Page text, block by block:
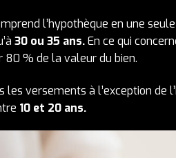
l’hypothèque en une
30 ou 35 ans.En ce qui
80 % de la valeur du bien.
les versements à l’exception de
10 et 20 ans.